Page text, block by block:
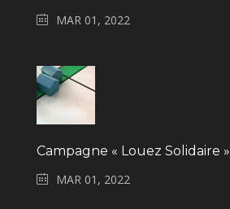
MAR 01, 2022
Campagne « Louez Solidaire »
MAR 01, 2022